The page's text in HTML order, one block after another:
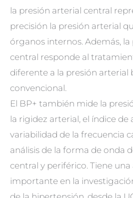
la presión arterial central
precisión la presión arterial
órganos internos. Además,
central responde al
diferente a la presión arterial
convencional.
El BP+ también mide la
la rigidez arterial, el índice de
variabilidad de la frecuencia
análisis de la forma de onda
central y periférico. Tiene
importante en la